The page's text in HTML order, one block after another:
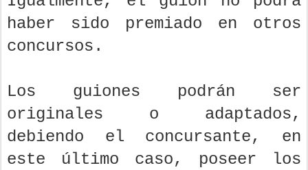
haber sido premiado en otros
concursos.
Los guiones podrán ser
originales o adaptados,
debiendo el concursante, en
este último caso, poseer los